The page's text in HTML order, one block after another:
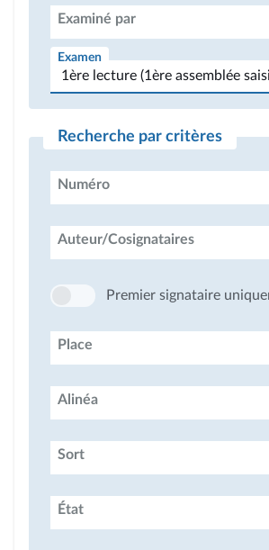
Examiné par
Examen
Recherche par critères
Numéro
Auteur/Cosignataires
Premier signataire
Place
Alinéa
Sort
État